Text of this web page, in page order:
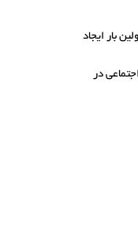
بار ایجاد
در